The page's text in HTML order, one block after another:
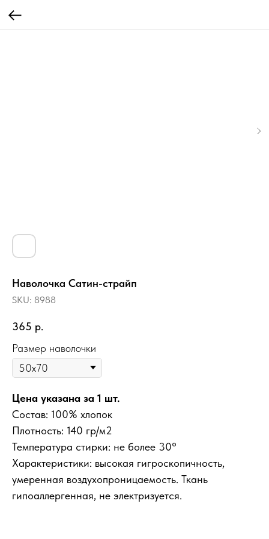
Наволочка Сатин-страйп
SKU: 8988
365 р.
Размер наволочки
Цена указана за 1 шт.
Состав: 100% хлопок
Плотность: 140 гр/м2
Температура стирки: не более 30°
Характеристики: высокая гигроскопичность,
умеренная воздухопроницаемость. Ткань
гипоаллергенная, не электризуется.